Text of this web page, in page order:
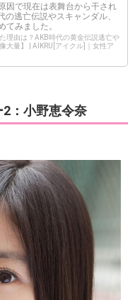
因で現在は表舞台から干され
逃亡伝説やスキャンダル、
てみました。
理由は？AKB時代の黄金伝説逃亡や
大量】 | AIKRU[アイクル]｜女性ア
：小野恵令奈